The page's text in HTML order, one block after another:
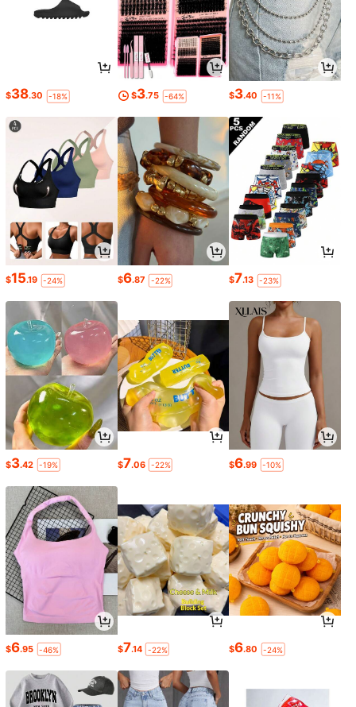
$38.30 -18% $3.75 -64% $3.40 -11%
$15.19 -24% $6.87 -22% $7.13 -23%
$3.42 -19% $7.06 -22% $6.99 -10%
$6.95 -46% $7.14 -22% $6.80 -24%